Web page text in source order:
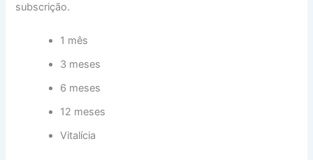
subscrição.
1 mês
3 meses
6 meses
12 meses
Vitalícia